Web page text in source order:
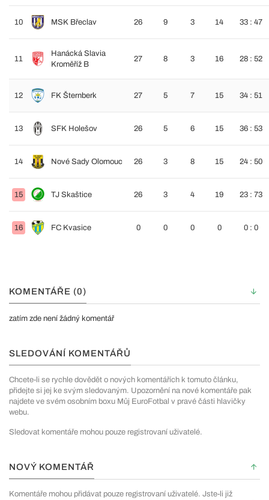
10 MSK Břeclav 26 9 3 14 33 : 47
11
Hanácká Slavia
Kroměříž B
27 8 3 16 28 : 52
12 FK Šternberk 27 5 7 15 34 : 51
13 SFK Holešov 26 5 6 15 36 : 53
14 Nové Sady Olomouc 26 3 8 15 24 : 50
15 TJ Skaštice 26 3 4 19 23 : 73
16 FC Kvasice 0 0 0 0 0 : 0
KOMENTÁŘE (0)
zatím zde není žádný komentář
SLEDOVÁNÍ KOMENTÁŘŮ
Chcete-li se rychle dovědět o nových komentářích k tomuto článku,
přidejte si jej ke svým sledovaným. Upozornění na nové komentáře pak
najdete ve svém osobním boxu Můj EuroFotbal v pravé části hlavičky
webu.
Sledovat komentáře mohou pouze registrovaní uživatelé.
NOVÝ KOMENTÁŘ
Komentáře mohou přidávat pouze registrovaní uživatelé. Jste-li již